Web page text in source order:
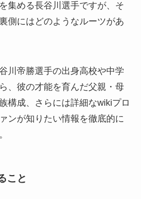
集める長谷川選手ですが、そ
側にはどのようなルーツがあ
川帝勝選手の出身高校や中学
、彼の才能を育んだ父親・母
構成、さらには詳細なwikiプロ
ンが知りたい情報を徹底的に
こと